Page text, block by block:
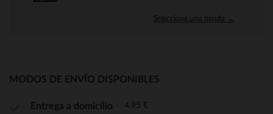
Seleccione una tienda →
MODOS DE ENVÍO DISPONIBLES
Entrega a domicilio 4,95 €